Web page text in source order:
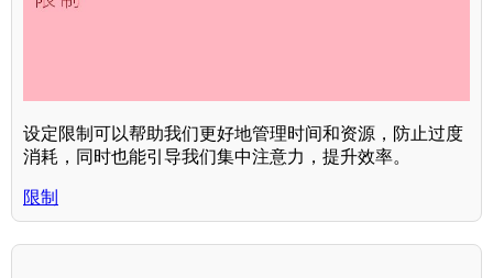
设定限制可以帮助我们更好地管理时间和资源，防止过度
消耗，同时也能引导我们集中注意力，提升效率。
限制